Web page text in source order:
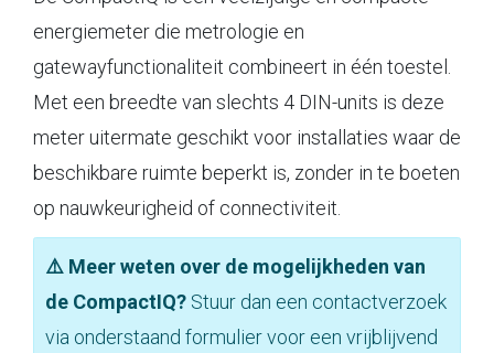
energiemeter die metrologie en
gatewayfunctionaliteit combineert in één toestel.
Met een breedte van slechts 4 DIN-units is deze
meter uitermate geschikt voor installaties waar de
beschikbare ruimte beperkt is, zonder in te boeten
op nauwkeurigheid of connectiviteit.
⚠️ Meer weten over de mogelijkheden van
de CompactIQ? Stuur dan een contactverzoek
via onderstaand formulier voor een vrijblijvend